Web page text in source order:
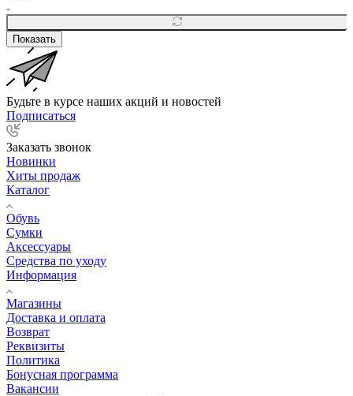
Показать
Будьте в курсе наших акций и новостей
Подписаться
Заказать звонок
Новинки
Хиты продаж
Каталог
Обувь
Сумки
Аксессуары
Средства по уходу
Информация
Магазины
Доставка и оплата
Возврат
Реквизиты
Политика
Бонусная программа
Вакансии